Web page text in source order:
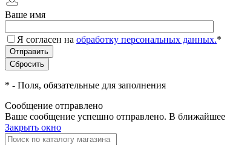
Ваше имя
Я согласен на обработку персональных данных.*
* - Поля, обязательные для заполнения
Сообщение отправлено
Ваше сообщение успешно отправлено. В ближайшее
Закрыть окно